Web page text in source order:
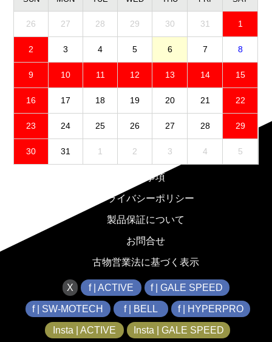
26 27 28 29 30 31 1
2 3 4 5 6 7 8
9 10 11 12 13 14 15
16 17 18 19 20 21 22
23 24 25 26 27 28 29
30 31 1 2 3 4 5
免責事項
プライバシーポリシー
製品保証について
お問合せ
古物営業法に基づく表示
X f | ACTIVE f | GALE SPEED
f | SW-MOTECH f | BELL f | HYPERPRO
Insta | ACTIVE Insta | GALE SPEED